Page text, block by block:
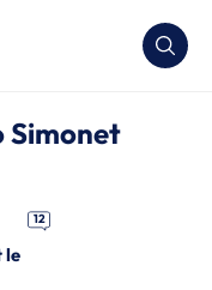
Simonet
12
le